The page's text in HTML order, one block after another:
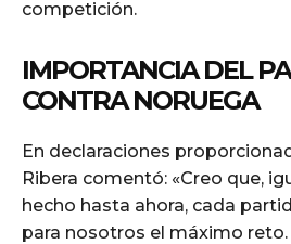
competición.
IMPORTANCIA DEL
CONTRA NORUEGA
En declaraciones
Ribera comentó: «Creo que,
hecho hasta ahora, cada
para nosotros el máximo